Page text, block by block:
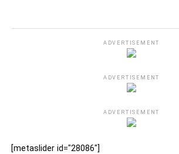
ADVERTISEMENT
ADVERTISEMENT
ADVERTISEMENT
[metaslider id="28086"]